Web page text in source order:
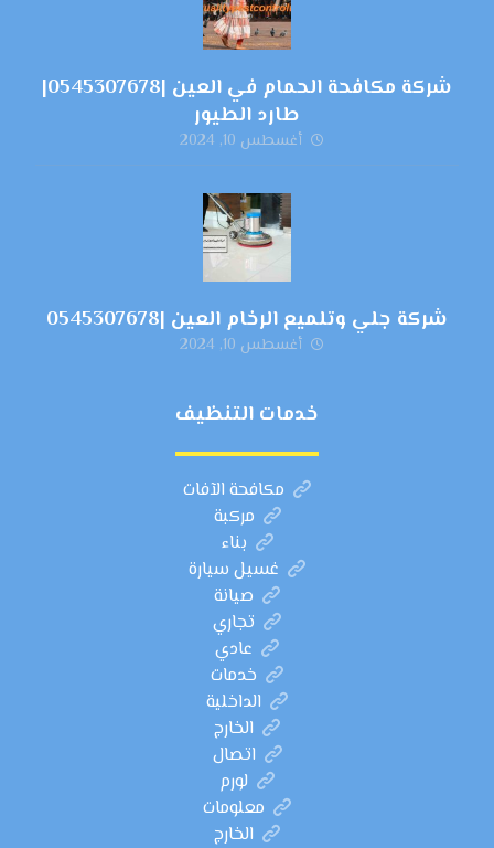
شركة مكافحة الحمام في العين |0545307678|
طارد الطيور
أغسطس 10, 2024
شركة جلي وتلميع الرخام العين |0545307678
أغسطس 10, 2024
خدمات التنظيف
مكافحة الآفات
مركبة
بناء
غسيل سيارة
صيانة
تجاري
عادي
خدمات
الداخلية
الخارج
اتصال
لورم
معلومات
الخارج